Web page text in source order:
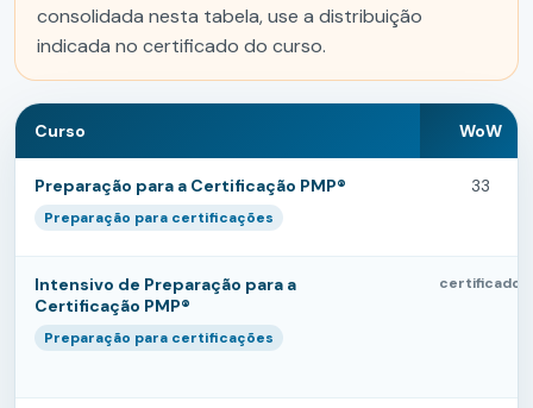
consolidada nesta tabela, use a distribuição
indicada no certificado do curso.
Curso WoW
Preparação para a Certificação PMP®
Preparação para certificações
33
Intensivo de Preparação para a
Certificação PMP®
Preparação para certificações
certificado